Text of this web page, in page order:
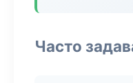
Часто